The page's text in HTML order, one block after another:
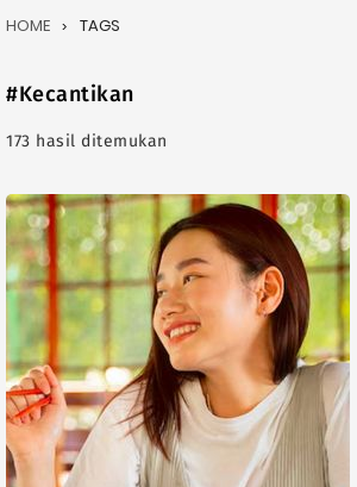
HOME TAGS
#Kecantikan
173 hasil ditemukan